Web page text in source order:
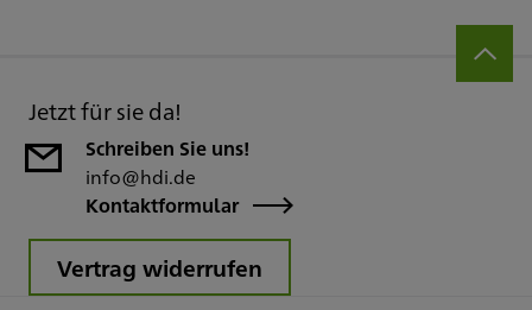
Jetzt für sie da!
Schreiben Sie uns!
info@hdi.de
Kontaktformular
Vertrag widerrufen